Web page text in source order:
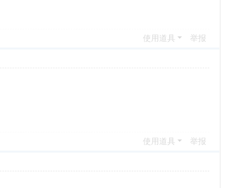
使用道具 举报
使用道具 举报